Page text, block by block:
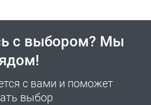
с выбором? Мы
с вами и поможет
выбор